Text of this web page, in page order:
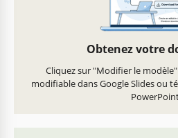
Obtenez votre
Cliquez sur "Modifier le
modifiable dans Google Slides ou